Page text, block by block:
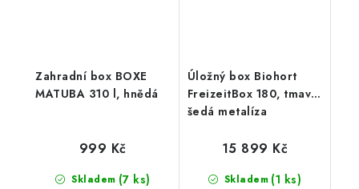
Zahradní box BOXE
MATUBA 310 l, hnědá
Skladem (7 ks)
999 Kč
Úložný box Biohort
FreizeitBox 180, tmavě
šedá metalíza
Skladem (1 ks)
15 899 Kč